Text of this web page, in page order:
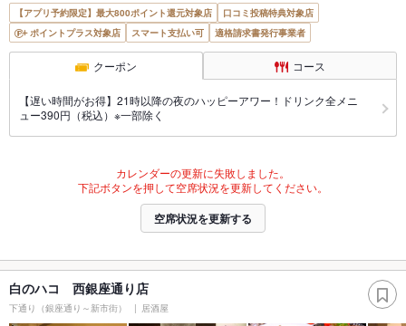
【アプリ予約限定】最大800ポイント還元対象店
口コミ投稿特典対象店
ポイントプラス対象店
スマート支払い可 適格請求書発行事業者
クーポン コース
【遅い時間がお得】21時以降の夜のハッピーアワー！ドリンク全メニ
ュー390円（税込）※一部除く
カレンダーの更新に失敗しました。
下記ボタンを押して空席状況を更新してください。
空席状況を更新する
白のハコ 西銀座通り店
下通り（銀座通り～新市街） 居酒屋